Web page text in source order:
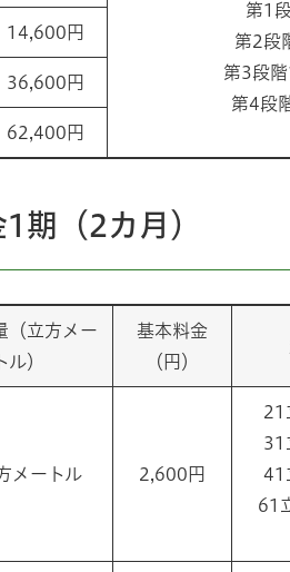
第1
第2段
第3段
第4段
14,600円
36,600円
62,400円
期（2カ月）
（立方メー
トル）
基本料金
（円）
メートル 2,600円
21
31
41
61